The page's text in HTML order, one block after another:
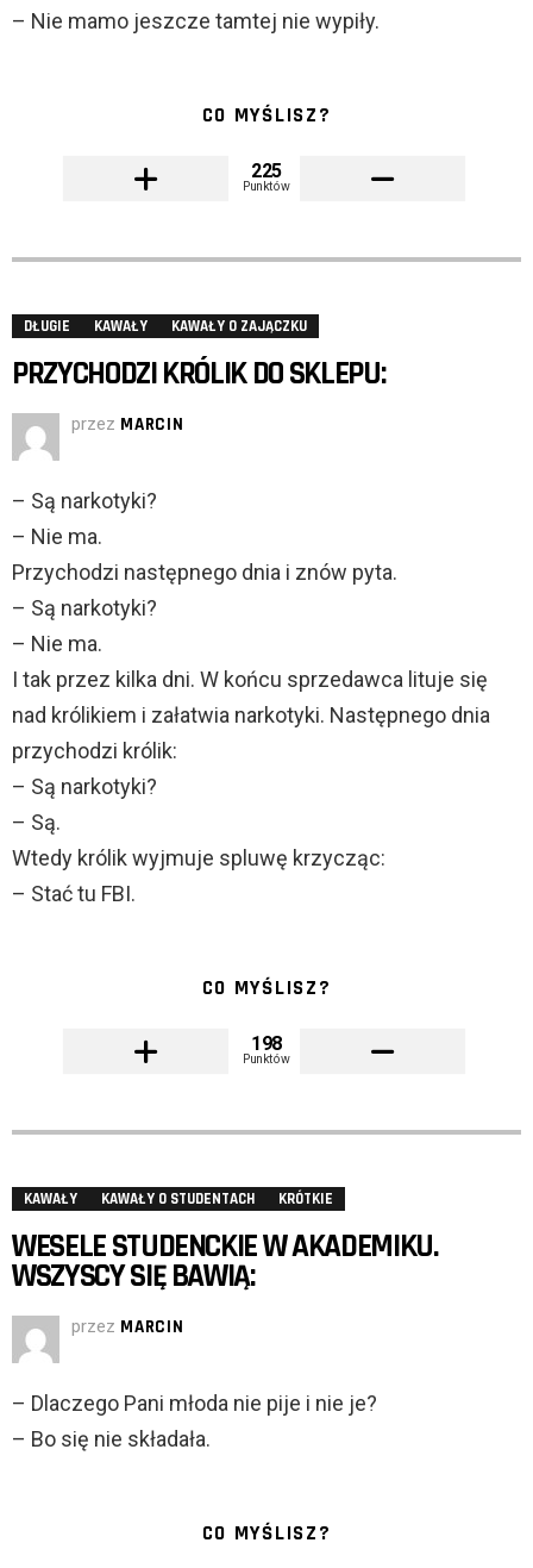
– Nie mamo jeszcze tamtej nie wypiły.
CO MYŚLISZ?
225
Punktów
DŁUGIE KAWAŁY KAWAŁY O ZAJĄCZKU
PRZYCHODZI KRÓLIK DO SKLEPU:
przez MARCIN
– Są narkotyki?
– Nie ma.
Przychodzi następnego dnia i znów pyta.
– Są narkotyki?
– Nie ma.
I tak przez kilka dni. W końcu sprzedawca lituje się
nad królikiem i załatwia narkotyki. Następnego dnia
przychodzi królik:
– Są narkotyki?
– Są.
Wtedy królik wyjmuje spluwę krzycząc:
– Stać tu FBI.
CO MYŚLISZ?
198
Punktów
KAWAŁY KAWAŁY O STUDENTACH KRÓTKIE
WESELE STUDENCKIE W AKADEMIKU.
WSZYSCY SIĘ BAWIĄ:
przez MARCIN
– Dlaczego Pani młoda nie pije i nie je?
– Bo się nie składała.
CO MYŚLISZ?